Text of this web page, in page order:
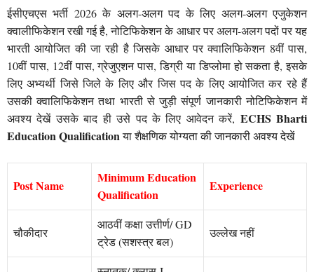
ईसीएचएस भर्ती 2026 के अलग-अलग पद के लिए अलग-अलग एजुकेशन
क्वालीफिकेशन रखी गई है, नोटिफिकेशन के आधार पर अलग-अलग पदों पर यह
भारती आयोजित की जा रही है जिसके आधार पर क्वालिफिकेशन 8वीं पास,
10वीं पास, 12वीं पास, ग्रेजुएशन पास, डिग्री या डिप्लोमा हो सकता है, इसके
लिए अभ्यर्थी जिसे जिले के लिए और जिस पद के लिए आयोजित कर रहे हैं
उसकी क्वालिफिकेशन तथा भारती से जुड़ी संपूर्ण जानकारी नोटिफिकेशन में
अवश्य देखें उसके बाद ही उसे पद के लिए आवेदन करें, ECHS Bharti
Education Qualificationया शैक्षणिक योग्यता की जानकारी अवश्य देखें
Post Name
Minimum Education
Qualification
Experience
चौकीदार
आठवीं कक्षा उत्तीर्ण/ GD
ट्रेड (सशस्त्र बल)
उल्लेख नहीं